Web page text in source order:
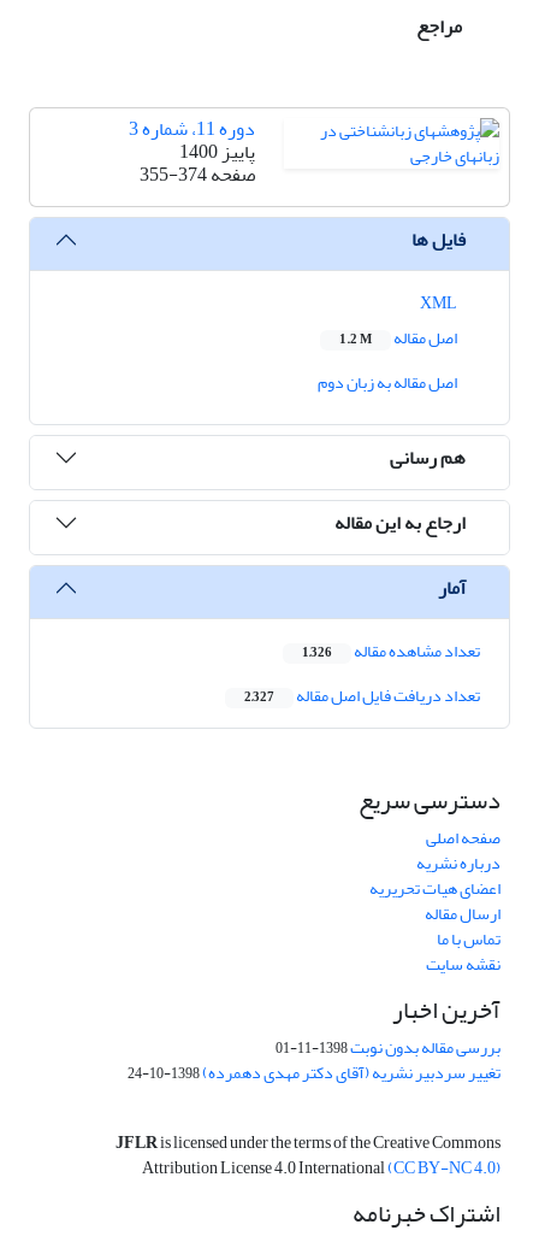
مراجع
دوره 11، شماره 3
پاییز 1400
صفحه355-374
فایل ها
اصل مقاله
1.2 M
اصل مقاله به زبان دوم
هم رسانی
ارجاع به این مقاله
آمار
تعداد مشاهده مقاله 1,326
تعداد دریافت فایل اصل مقاله 2,327
دسترسی سریع
صفحه اصلی
درباره نشریه
اعضای هیات تحریریه
ارسال مقاله
تماس با ما
نقشه سایت
آخرین اخبار
بررسی مقاله بدون نوبت1398-11-01
تغییر سردبیر نشریه (آقای دکتر مهدی دهمرده)1398-10-24
JFLRis licensed under the terms of the Creative Commons
Attribution License 4.0 International(CC BY-NC 4.0)
اشتراک خبرنامه